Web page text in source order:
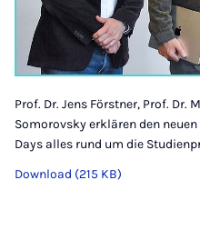
Prof. Dr. Jens Förstner, Prof. Dr.
Somorovsky erklären den
Days alles rund um die
Download (215 KB)